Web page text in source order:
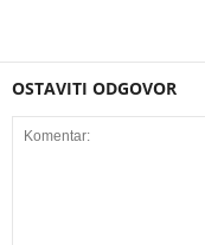
OSTAVITI ODGOVOR